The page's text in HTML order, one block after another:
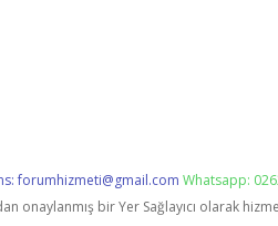
forumhizmeti@gmail.com Whatsapp:
onaylanmış bir Yer Sağlayıcı olarak